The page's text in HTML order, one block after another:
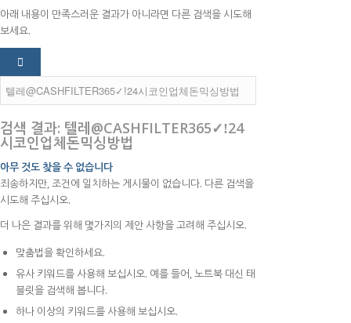
아래 내용이 만족스러운 결과가 아니라면 다른 검색을 시도해
보세요.
검색 결과: 텔레@CASHFILTER365✓ǃ24
시코인업체돈믹싱방법
아무 것도 찾을 수 없습니다
죄송하지만, 조건에 일치하는 게시물이 없습니다. 다른 검색을
시도해 주십시오.
더 나은 결과를 위해 몇가지의 제안 사항을 고려해 주십시오.
맞춤법을 확인하세요.
유사 키워드를 사용해 보십시오. 예를 들어, 노트북 대신 태
블릿을 검색해 봅니다.
하나 이상의 키워드를 사용해 보십시오.